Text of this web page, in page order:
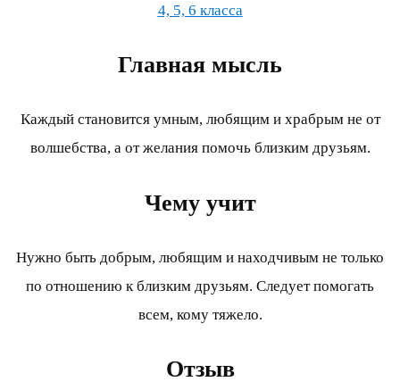
4, 5, 6 класса
Главная мысль
Каждый становится умным, любящим и храбрым не от
волшебства, а от желания помочь близким друзьям.
Чему учит
Нужно быть добрым, любящим и находчивым не только
по отношению к близким друзьям. Следует помогать
всем, кому тяжело.
Отзыв